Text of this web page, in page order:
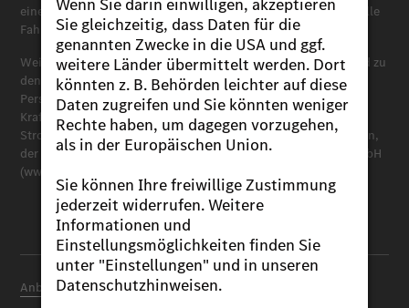
einer Vielzahl individueller Faktoren beeinflusst, z.B. individuelle
Fahrweise, Umwelt- und Streckenverhältnisse.
Weitere Informationen zum offiziellen Kraftstoffverbrauch und zu
den offiziellen spezifischen CO2-Emissionen neuer
Personenkraftwagen können dem Leitfaden über den
Kraftstoffverbrauch, die CO
2
-Emissionen und den
Stromverbrauch neuer Personenkraftwagen entnommen werden,
der bei uns und bei der DAT Deutsche Automobil Treuhand GmbH
(www.dat.de) unentgeltlich erhältlich ist.
AnbieterEinstellungen
Datenschutz